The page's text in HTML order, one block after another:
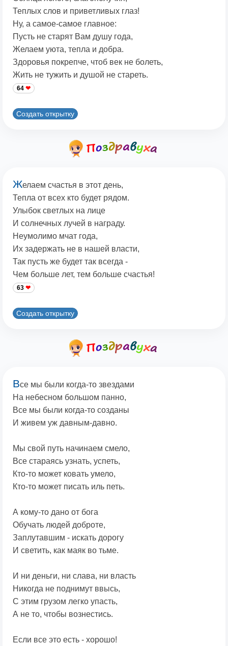
Теплых слов и приветливых глаз!
Ну, а самое-самое главное:
Пусть не старят Вам душу года,
Желаем уюта, тепла и добра.
Здоровья покрепче, чтоб век не болеть,
Жить не тужить и душой не стареть.
64
Создать открытку
Желаем счастья в этот день,
Тепла от всех кто будет рядом.
Улыбок светлых на лице
И солнечных лучей в награду.
Неумолимо мчат года,
Их задержать не в нашей власти,
Так пусть же будет так всегда -
Чем больше лет, тем больше счастья!
63
Создать открытку
Все мы были когда-то звездами
На небесном большом панно,
Все мы были когда-то созданы
И живем уж давным-давно.
Мы свой путь начинаем смело,
Все стараясь узнать, успеть,
Кто-то может ковать умело,
Кто-то может писать иль петь.
А кому-то дано от бога
Обучать людей доброте,
Заплутавшим - искать дорогу
И светить, как маяк во тьме.
И ни деньги, ни слава, ни власть
Никогда не поднимут ввысь,
С этим грузом легко упасть,
А не то, чтобы вознестись.
Если все это есть - хорошо!